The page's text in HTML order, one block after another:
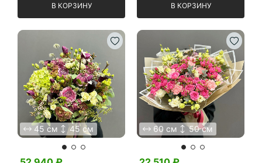
В КОРЗИНУ В КОРЗИНУ
45 см 45 см 60 см 50 см